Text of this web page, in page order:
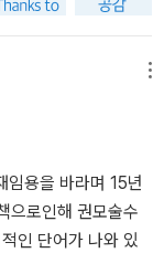
책은 다소 지루한
장에서는 충분히 귀
는 것은 군주는 사자
다. 때로는 악덕 군
리지 않는 자기 군
으면 변화무쌍한
것을 보여준다.한편
가 어려웠다. 그저
모습으로만 그려진
임용을 바라며 15년
으로인해 권모술수
인 단어가 나와 있